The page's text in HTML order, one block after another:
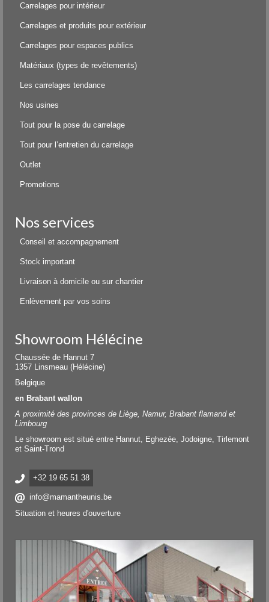
Carrelages pour intérieur
Carrelages et produits pour extérieur
Carrelages pour espaces publics
Matériaux (types de revêtements)
Les carrelages tendance
Nos usines
Tout pour la pose du carrelage
Tout pour l’entretien du carrelage
Outlet
Promotions
Nos services
Conseil et accompagnement
Stock important
Livraison à domicile ou sur chantier
Enlèvement par vos soins
Showroom Hélécine
Chaussée de Hannut 7
1357 Linsmeau (Hélécine)
Belgique
en Brabant wallon
A proximité des provinces de Liège, Namur, Brabant flamand et
Limbourg
Le showroom est situé entre Hannut, Eghezée, Jodoigne, Tirlemont
et Saint-Trond
+32 19 65 51 38
info@mamantheunis.be
Situation et heures d'ouverture